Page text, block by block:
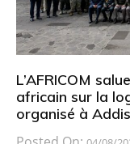
L’AFRICOM
africain sur la
organisé à